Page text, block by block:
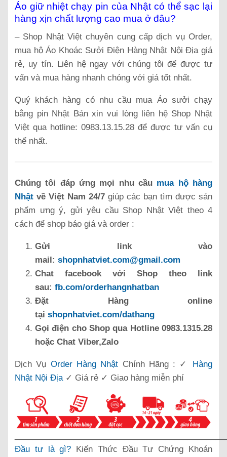
Áo giữ nhiệt chạy pin của Nhật có thể sạc lại
hàng xịn chất lượng cao mua ở đâu?
– Shop Nhật Việt chuyên cung cấp dịch vụ Order,
mua hộ Áo Khoác Sưởi Điện Hàng Nhật Nội Địa giá
rẻ, uy tín. Liên hệ ngay với chúng tôi để được tư
vấn và mua hàng nhanh chóng với giá tốt nhất.
Quý khách hàng có nhu cầu mua Áo sưởi chạy
bằng pin Nhật Bản xin vui lòng liên hệ Shop Nhật
Việt qua hotline: 0983.13.15.28 để được tư vấn cụ
thể nhất.
Chúng tôi đáp ứng mọi nhu cầu mua hộ hàng
Nhật về Việt Nam 24/7 giúp các bạn tìm được sản
phẩm ưng ý, gửi yêu cầu Shop Nhật Việt theo 4
cách để shop báo giá và order :
Gửi link vào
mail: shopnhatviet.com@gmail.com
Chat facebook với Shop theo link
sau: fb.com/orderhangnhatban
Đặt Hàng online
tại shopnhatviet.com/dathang
Gọi điện cho Shop qua Hotline 0983.1315.28
hoặc Chat Viber,Zalo
Dịch Vụ Order Hàng Nhật Chính Hãng : ✓ Hàng
Nhật Nội Địa✓ Giá rẻ ✓ Giao hàng miễn phí
Đầu tư là gì? Kiến Thức Đầu Tư Chứng Khoán